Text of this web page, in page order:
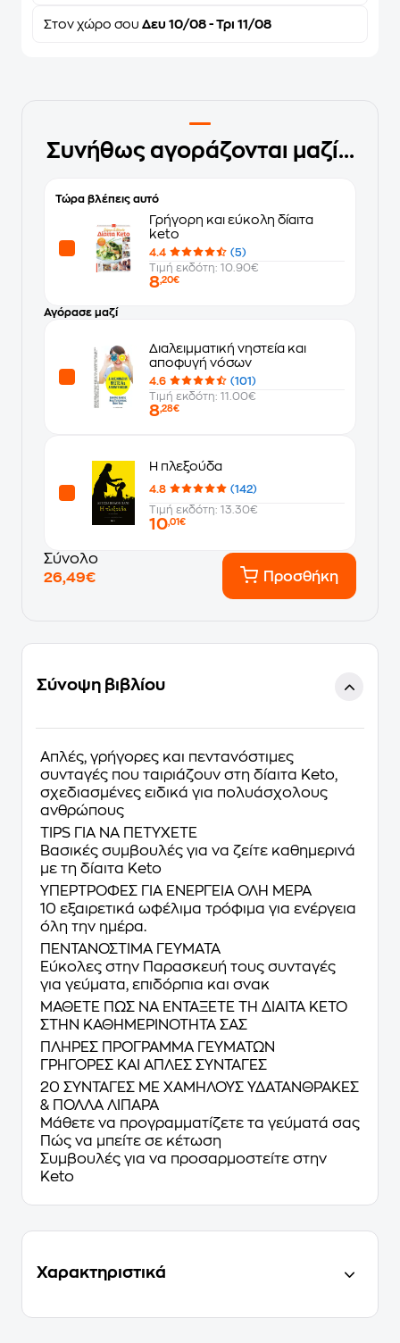
Στον χώρο σου Δευ 10/08 - Τρι 11/08
Συνήθως αγοράζονται μαζί...
Τώρα βλέπεις αυτό
Γρήγορη και εύκολη δίαιτα
keto
4.4
(5)
Τιμή εκδότη: 10.90€
8,20€
Αγόρασε μαζί
Διαλειμματική νηστεία και
αποφυγή νόσων
4.6
(101)
Τιμή εκδότη: 11.00€
8,28€
Η πλεξούδα
4.8
(142)
Τιμή εκδότη: 13.30€
10,01€
Σύνολο
26,49€
Προσθήκη
Σύνοψη βιβλίου
Απλές, γρήγορες και πεντανόστιμες
συνταγές που ταιριάζουν στη δίαιτα Keto,
σχεδιασμένες ειδικά για πολυάσχολους
ανθρώπους
TIPS ΓΙΑ ΝΑ ΠΕΤΥΧΕΤΕ
Βασικές συμβουλές για να ζείτε καθημερινά
με τη δίαιτα Keto
ΥΠΕΡΤΡΟΦΕΣ ΓΙΑ ΕΝΕΡΓΕΙΑ ΟΛΗ ΜΕΡΑ
10 εξαιρετικά ωφέλιμα τρόφιμα για ενέργεια
όλη την ημέρα.
ΠΕΝΤΑΝΟΣΤΙΜΑ ΓΕΥΜΑΤΑ
Εύκολες στην Παρασκευή τους συνταγές
για γεύματα, επιδόρπια και σνακ
ΜΑΘΕΤΕ ΠΩΣ ΝΑ ΕΝΤΑΞΕΤΕ ΤΗ ΔΙΑΙΤΑ KETO
ΣΤΗΝ ΚΑΘΗΜΕΡΙΝΟΤΗΤΑ ΣΑΣ
ΠΛΗΡΕΣ ΠΡΟΓΡΑΜΜΑ ΓΕΥΜΑΤΩΝ
ΓΡΗΓΟΡΕΣ ΚΑΙ ΑΠΛΕΣ ΣΥΝΤΑΓΕΣ
20 ΣΥΝΤΑΓΕΣ ΜΕ ΧΑΜΗΛΟΥΣ ΥΔΑΤΑΝΘΡΑΚΕΣ
& ΠΟΛΛΑ ΛΙΠΑΡΑ
Μάθετε να προγραμματίζετε τα γεύματά σας
Πώς να μπείτε σε κέτωση
Συμβουλές για να προσαρμοστείτε στην
Keto
Χαρακτηριστικά